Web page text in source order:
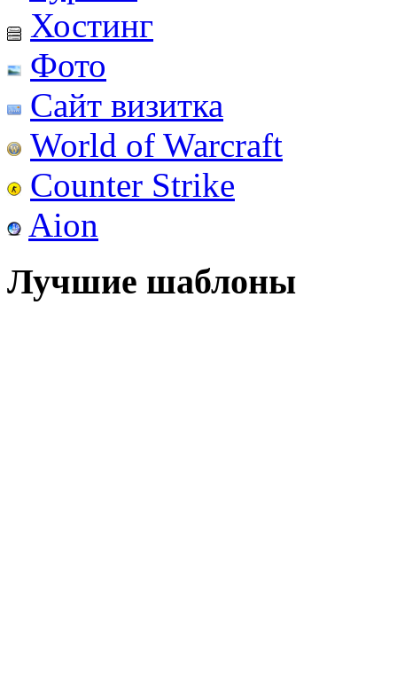
Хостинг
Фото
Сайт визитка
World of Warcraft
Counter Strike
Aion
Лучшие шаблоны